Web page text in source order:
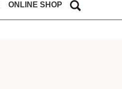
ONLINE SHOP